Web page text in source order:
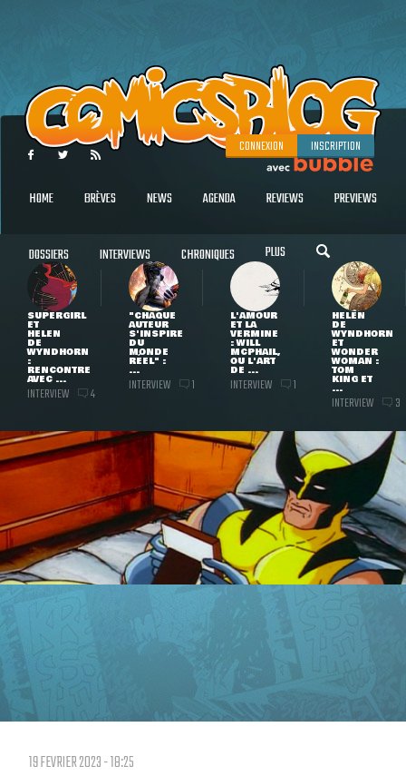
CONNEXION INSCRIPTION
HOME BRÈVES NEWS AGENDA REVIEWS PREVIEWS
DOSSIERS INTERVIEWS CHRONIQUES PLUS
SUPERGIRL
ET
HELEN
DE
WYNDHORN
:
RENCONTRE
AVEC ...
INTERVIEW 4
"CHAQUE
AUTEUR
S'INSPIRE
DU
MONDE
RÉEL" :
...
INTERVIEW 1
L'AMOUR
ET LA
VERMINE
: WILL
MCPHAIL,
OU L'ART
DE ...
INTERVIEW 1
HELEN
DE
WYNDHORN
ET
WONDER
WOMAN :
TOM
KING ET
...
INTERVIEW 3
19 FEVRIER 2023 - 18:25